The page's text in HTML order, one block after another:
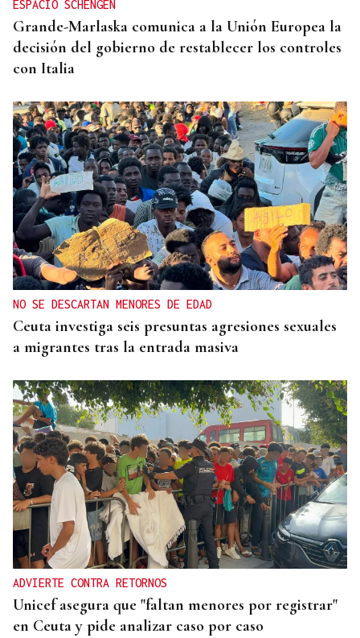
ESPACIO SCHENGEN
Grande-Marlaska comunica a la Unión Europea la
decisión del gobierno de restablecer los controles
con Italia
NO SE DESCARTAN MENORES DE EDAD
Ceuta investiga seis presuntas agresiones sexuales
a migrantes tras la entrada masiva
ADVIERTE CONTRA RETORNOS
Unicef asegura que "faltan menores por registrar"
en Ceuta y pide analizar caso por caso